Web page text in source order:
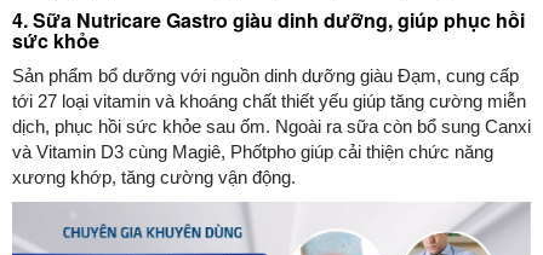
4. Sữa Nutricare Gastro giàu dinh dưỡng, giúp phục hồi
sức khỏe
Sản phẩm bổ dưỡng với nguồn dinh dưỡng giàu Đạm, cung cấp
tới 27 loại vitamin và khoáng chất thiết yếu giúp tăng cường miễn
dịch, phục hồi sức khỏe sau ốm. Ngoài ra sữa còn bổ sung Canxi
và Vitamin D3 cùng Magiê, Phốtpho giúp cải thiện chức năng
xương khớp, tăng cường vận động.